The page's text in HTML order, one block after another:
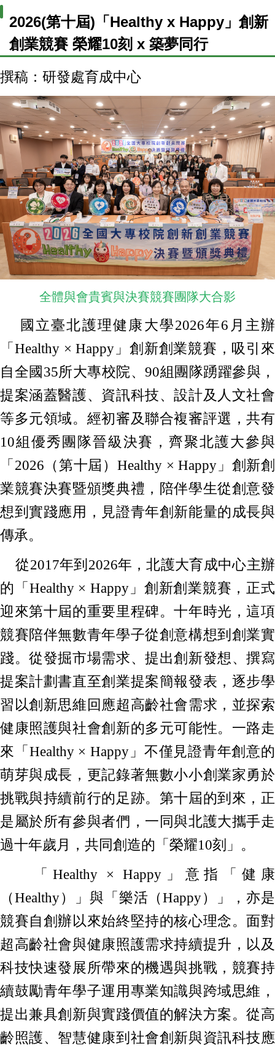
2026(第十屆)「Healthy x Happy」創新
創業競賽 榮耀10刻 x 築夢同行
撰稿：研發處育成中心
全體與會貴賓與決賽競賽團隊大合影
國立臺北護理健康大學2026年6月主辦
「Healthy × Happy」創新創業競賽，吸引來
自全國35所大專校院、90組團隊踴躍參與，
提案涵蓋醫護、資訊科技、設計及人文社會
等多元領域。經初審及聯合複審評選，共有
10組優秀團隊晉級決賽，齊聚北護大參與
「2026（第十屆）Healthy × Happy」創新創
業競賽決賽暨頒獎典禮，陪伴學生從創意發
想到實踐應用，見證青年創新能量的成長與
傳承。
從2017年到2026年，北護大育成中心主辦
的「Healthy × Happy」創新創業競賽，正式
迎來第十屆的重要里程碑。十年時光，這項
競賽陪伴無數青年學子從創意構想到創業實
踐。從發掘市場需求、提出創新發想、撰寫
提案計劃書直至創業提案簡報發表，逐步學
習以創新思維回應超高齡社會需求，並探索
健康照護與社會創新的多元可能性。一路走
來「Healthy × Happy」不僅見證青年創意的
萌芽與成長，更記錄著無數小小創業家勇於
挑戰與持續前行的足跡。第十屆的到來，正
是屬於所有參與者們，一同與北護大攜手走
過十年歲月，共同創造的「榮耀10刻」。
「Healthy × Happy」意指「健康
（Healthy）」與「樂活（Happy）」，亦是
競賽自創辦以來始終堅持的核心理念。面對
超高齡社會與健康照護需求持續提升，以及
科技快速發展所帶來的機遇與挑戰，競賽持
續鼓勵青年學子運用專業知識與跨域思維，
提出兼具創新與實踐價值的解決方案。從高
齡照護、智慧健康到社會創新與資訊科技應